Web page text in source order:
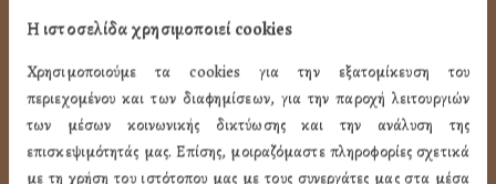
Πως Ακυρώνω η Αλλάζω την Παραγγελία
LINK
ΤΑ ΠΡΟΪΟΝΤΑ ΜΑΣ
Η ιστοσελίδα χρησιμοποιεί cookies
Χρησιμοποιούμε τα cookies για την εξατομίκευση του
περιεχομένου και των διαφημίσεων, για την παροχή λειτουργιών
των μέσων κοινωνικής δικτύωσης και την ανάλυση της
επισκεψιμότητάς μας. Επίσης, μοιραζόμαστε πληροφορίες σχετικά
με τη χρήση του ιστότοπου μας με τους συνεργάτες μας στα μέσα